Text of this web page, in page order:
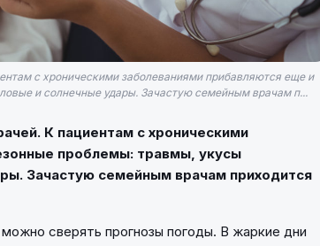
с хроническими заболеваниями прибавляются еще и
и солнечные удары. Зачастую семейным врачам п...
К пациентам с хроническими
проблемы: травмы, укусы
Зачастую семейным врачам приходится
сверять прогнозы погоды. В жаркие дни